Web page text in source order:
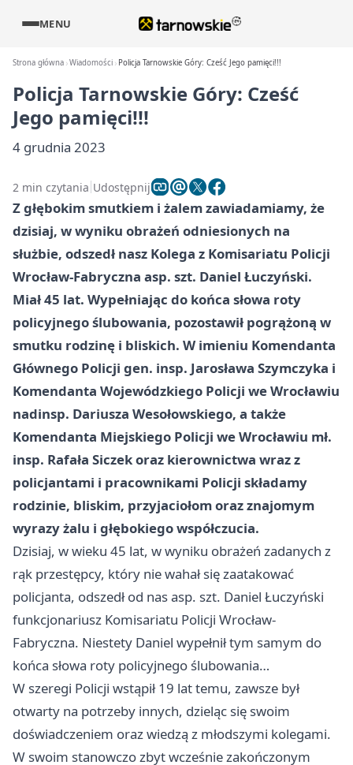
MENU
Strona główna Wiadomości Policja Tarnowskie Góry: Cześć Jego pamięci!!!
Policja Tarnowskie Góry: Cześć
Jego pamięci!!!
4 grudnia 2023
2 min czytania Udostępnij
Z głębokim smutkiem i żalem zawiadamiamy, że
dzisiaj, w wyniku obrażeń odniesionych na
służbie, odszedł nasz Kolega z Komisariatu Policji
Wrocław-Fabryczna asp. szt. Daniel Łuczyński.
Miał 45 lat. Wypełniając do końca słowa roty
policyjnego ślubowania, pozostawił pogrążoną w
smutku rodzinę i bliskich. W imieniu Komendanta
Głównego Policji gen. insp. Jarosława Szymczyka i
Komendanta Wojewódzkiego Policji we Wrocławiu
nadinsp. Dariusza Wesołowskiego, a także
Komendanta Miejskiego Policji we Wrocławiu mł.
insp. Rafała Siczek oraz kierownictwa wraz z
policjantami i pracownikami Policji składamy
rodzinie, bliskim, przyjaciołom oraz znajomym
wyrazy żalu i głębokiego współczucia.
Dzisiaj, w wieku 45 lat, w wyniku obrażeń zadanych z
rąk przestępcy, który nie wahał się zaatakować
policjanta, odszedł od nas asp. szt. Daniel Łuczyński
funkcjonariusz Komisariatu Policji Wrocław-
Fabryczna. Niestety Daniel wypełnił tym samym do
końca słowa roty policyjnego ślubowania…
W szeregi Policji wstąpił 19 lat temu, zawsze był
otwarty na potrzeby innych, dzieląc się swoim
doświadczeniem oraz wiedzą z młodszymi kolegami.
W swoim stanowczo zbyt wcześnie zakończonym